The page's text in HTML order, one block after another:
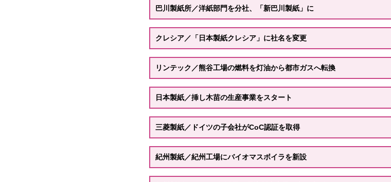
巴川製紙所／洋紙部門を分社、「新巴川製紙」に
クレシア／「日本製紙クレシア」に社名を変更
リンテック／熊谷工場の燃料を灯油から都市ガスへ転換
日本製紙／挿し木苗の生産事業をスタート
三菱製紙／ドイツの子会社がCoC認証を取得
紀州製紙／紀州工場にバイオマスボイラを新設